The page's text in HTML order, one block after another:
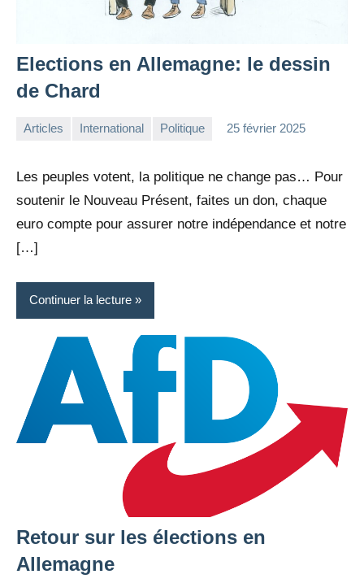
Elections en Allemagne: le dessin
de Chard
Articles International Politique 25 février 2025
Les peuples votent, la politique ne change pas… Pour
soutenir le Nouveau Présent, faites un don, chaque
euro compte pour assurer notre indépendance et notre
[…]
Continuer la lecture
Retour sur les élections en
Allemagne